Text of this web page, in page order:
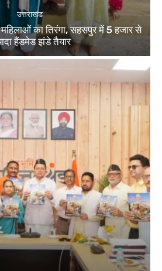
उत्तराखंड
का तिरंगा, सहसपुर में 5 हजार से
हैंडमेड झंडे तैयार